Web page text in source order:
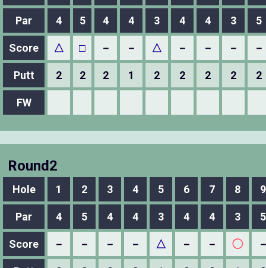
Par 4 5 4 4 3 4 4 3 5
Score △ □ － － △ － － － －
Putt 2 2 2 1 2 2 2 2 2
FW
Round2
Hole 1 2 3 4 5 6 7 8 9
Par 4 5 4 4 3 4 4 3 5
Score － － － － △ － － ◯